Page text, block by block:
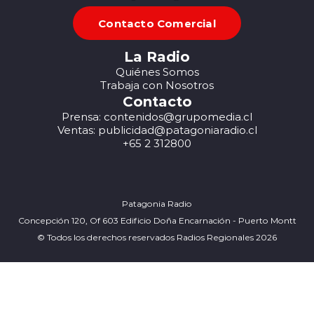
Contacto Comercial
La Radio
Quiénes Somos
Trabaja con Nosotros
Contacto
Prensa: contenidos@grupomedia.cl
Ventas: publicidad@patagoniaradio.cl
+65 2 312800
Patagonia Radio
Concepción 120, Of 603 Edificio Doña Encarnación - Puerto Montt
© Todos los derechos reservados Radios Regionales 2026